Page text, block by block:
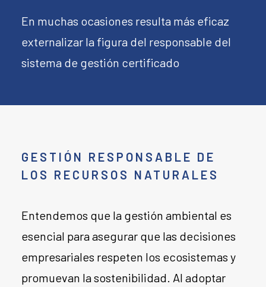
En muchas ocasiones resulta más eficaz
externalizar la figura del responsable del
sistema de gestión certificado
GESTIÓN RESPONSABLE DE
LOS RECURSOS NATURALES
Entendemos que la gestión ambiental es
esencial para asegurar que las decisiones
empresariales respeten los ecosistemas y
promuevan la sostenibilidad. Al adoptar